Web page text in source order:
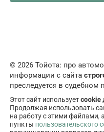
© 2026 Тойота: про
информации с сайта
преследуется в судебном
Этот сайт используетcookie
Продолжая использовать
на работу с этими файлами,
пункты пользовательского